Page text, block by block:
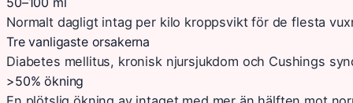
Normalt dagligt intag per kilo kroppsvikt för de flesta
Tre vanligaste orsakerna
Diabetes mellitus, kronisk njursjukdom och Cushings
>50% ökning